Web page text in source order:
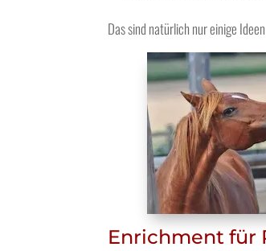
Das sind natürlich nur einige
Enrichment für